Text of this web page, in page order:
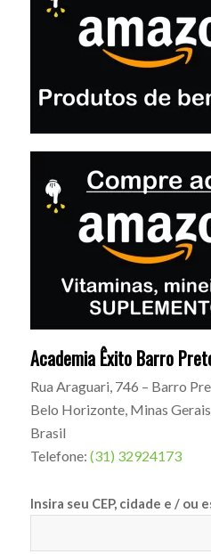
Academia Êxito Barro
Rua Araguari, 746 – Barro
Belo Horizonte, Minas Gerais
Brasil
Telefone: (31) 32924173
Insira seu CEP, cidade e / ou